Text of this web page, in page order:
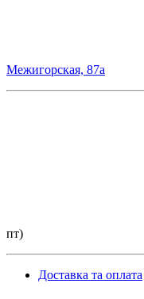
Межигорская, 87а
пт)
Доставка та оплата